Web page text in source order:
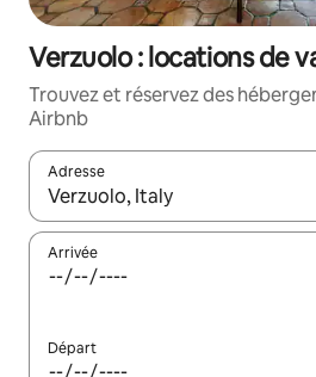
Verzuolo : locations de
Trouvez et réservez des
Airbnb
Adresse
Lorsque les résultats s'affichent,
Arrivée
Départ